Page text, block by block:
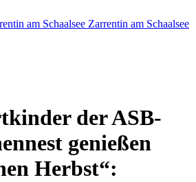
Zarrentin am Schaalsee
der ASB-
genießen
Herbst“: